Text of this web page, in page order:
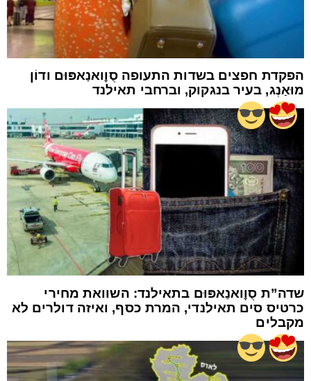
הפקדת חפצים בשדות התעופה סֻוׇואנַאפּוּם ודוֹן
מוּאַנְג, בעיר בנגקוק, וברחבי תאילנד
שדה”ת סֻוׇואנַאפּוּם בתאילנד: השוואת מחירי
כרטיס סים תאילנדי, המרת כסף, ואיזה דולרים לא
מקבלים